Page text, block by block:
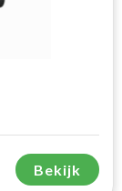
Bekijk